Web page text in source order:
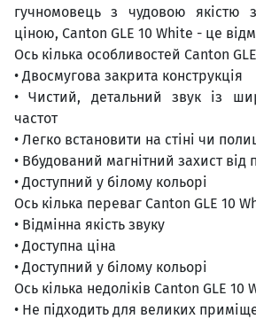
гучномовець з чудовою якістю
ціною, Canton GLE 10 White - це
Ось кілька особливостей Canton
• Двосмугова закрита конструкція
• Чистий, детальний звук із
частот
• Легко встановити на стіні чи
• Вбудований магнітний захист від
• Доступний у білому кольорі
Ось кілька переваг Canton GLE 10
• Відмінна якість звуку
• Доступна ціна
• Доступний у білому кольорі
Ось кілька недоліків Canton GLE 10
• Не підходить для великих